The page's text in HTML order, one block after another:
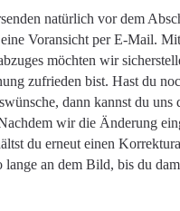
natürlich vor dem
Voransicht per E-Mail.
möchten wir
zufrieden bist. Hast du
dann kannst du uns
wir die Änderung
du erneut einen
lange an dem Bild, bis du